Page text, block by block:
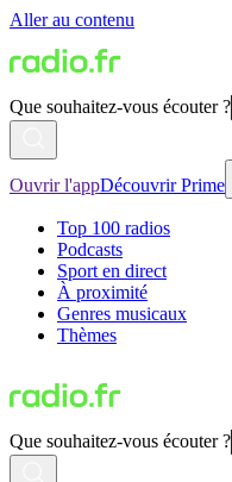
Aller au contenu
Que souhaitez-vous écouter ?
Ouvrir l'appDécouvrir Prime
Top 100 radios
Podcasts
Sport en direct
À proximité
Genres musicaux
Thèmes
Que souhaitez-vous écouter ?